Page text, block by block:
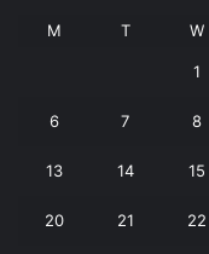
M T W
1
6 7 8
13 14 15
20 21 22